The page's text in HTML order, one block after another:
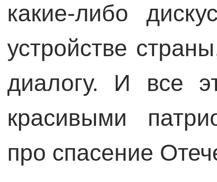
какие-либо
устройстве
диалогу. И все
красивыми
про спасение